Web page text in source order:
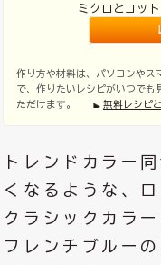
ミクロとコッ
作り方や材料は、パソコンやス
で、作りたいレシピがいつでも
ただけます。
無料レシピ
トレンドカラー
くなるような、
クラシックカラ
フレンチブルー